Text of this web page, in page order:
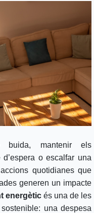
buida, mantenir els
o escalfar una
quotidianes que
generen un impacte
energètic és una de les
una despesa